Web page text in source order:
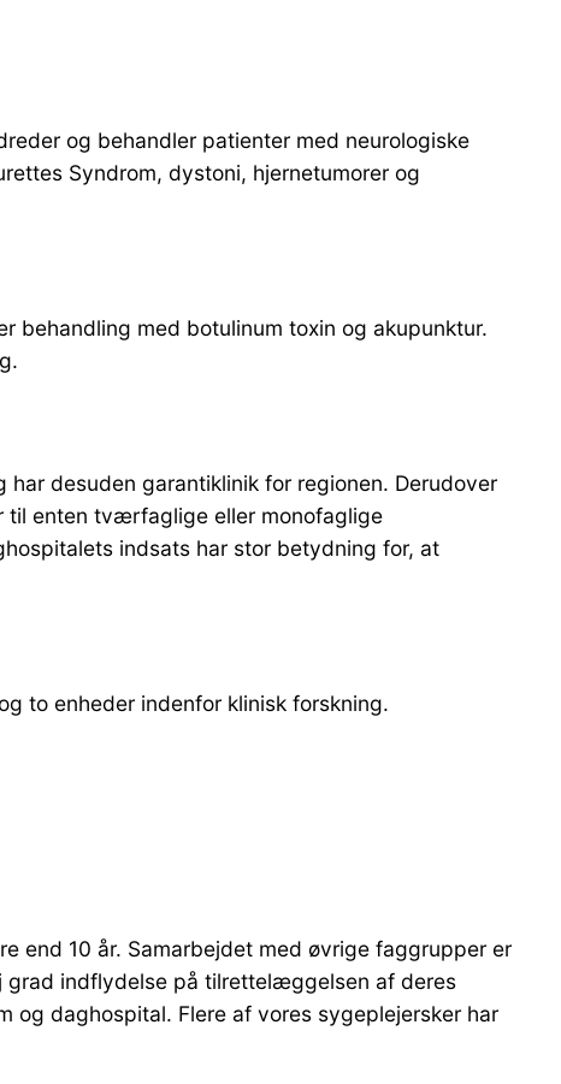
og behandler patienter med neurologiske
Syndrom, dystoni, hjernetumorer og
behandling med botulinum toxin og akupunktur.
desuden garantiklinik for regionen. Derudover
til enten tværfaglige eller monofaglige
indsats har stor betydning for, at
to enheder indenfor klinisk forskning.
end 10 år. Samarbejdet med øvrige faggrupper er
indflydelse på tilrettelæggelsen af deres
og daghospital. Flere af vores sygeplejersker har